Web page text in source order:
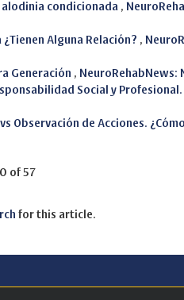
condicionada ,
Alguna Relación? ,
Generación , NeuroRehabNews:
Social y Profesional.
Observación de Acciones.
of 57
for this article.